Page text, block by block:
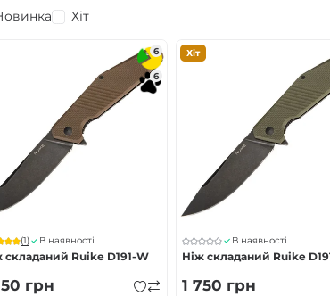
Хіт
6
6
(1) В наявності
складаний Ruike D191-W
грн
Хіт
В наявності
Ніж складаний Ruike
1 750 грн